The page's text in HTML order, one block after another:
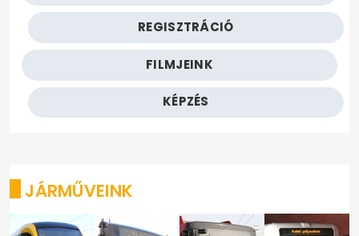
REGISZTRÁCIÓ
FILMJEINK
KÉPZÉS
JÁRMŰVEINK